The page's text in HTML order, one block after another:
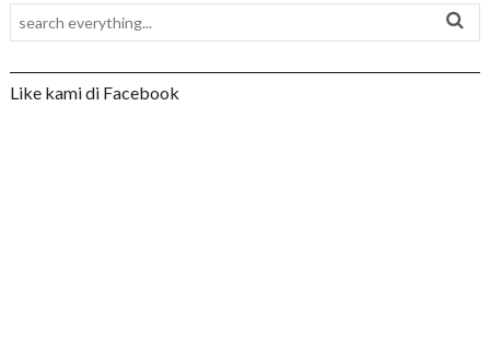
Like kami di Facebook